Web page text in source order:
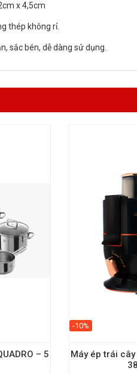
x 4,5cm
thép không rỉ.
sắc bén, dễ dàng sử dụng.
– 5
-10%
Máy ép trái